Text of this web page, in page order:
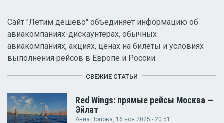
Сайт "Летим дешево" объединяет информацию об
авиакомпаниях-дискаунтерах, обычных
авиакомпаниях, акциях, ценах на билеты и условиях
выполнения рейсов в Европе и России.
СВЕЖИЕ СТАТЬИ
Red Wings: прямые рейсы Москва —
Эйлат
Анна Попова, 16 ноя 2025 - 20:51